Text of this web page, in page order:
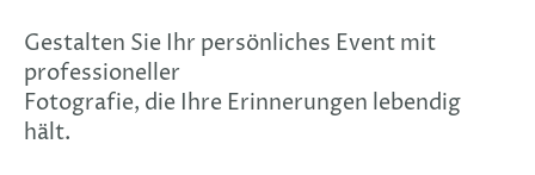
Gestalten Sie Ihr persönliches Event mit
professioneller
Fotografie, die Ihre Erinnerungen lebendig
hält.